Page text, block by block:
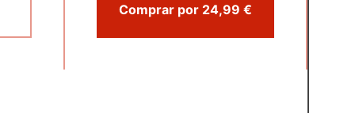
Comprar por 24,99 €